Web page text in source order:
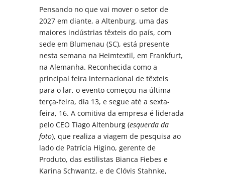
Pensando no que vai mover o setor de
2027 em diante, a Altenburg, uma das
maiores indústrias têxteis do país, com
sede em Blumenau (SC), está presente
nesta semana na Heimtextil, em Frankfurt,
na Alemanha. Reconhecida como a
principal feira internacional de têxteis
para o lar, o evento começou na última
terça-feira, dia 13, e segue até a sexta-
feira, 16. A comitiva da empresa é liderada
pelo CEO Tiago Altenburg (esquerda da
foto), que realiza a viagem de pesquisa ao
lado de Patrícia Higino, gerente de
Produto, das estilistas Bianca Fiebes e
Karina Schwantz, e de Clóvis Stahnke,